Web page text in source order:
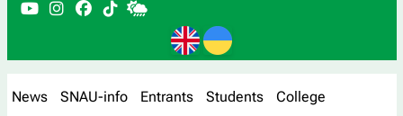
News SNAU-info Entrants Students
College